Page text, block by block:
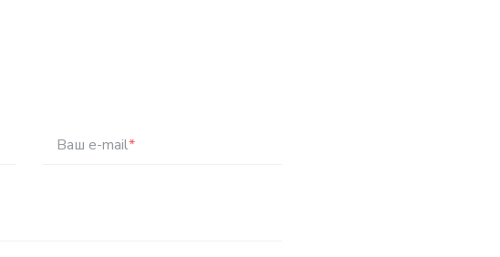
Ваш e-mail*